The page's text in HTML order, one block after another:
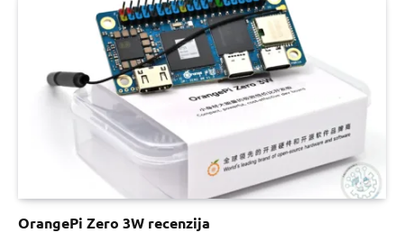
OrangePi Zero 3W recenzija